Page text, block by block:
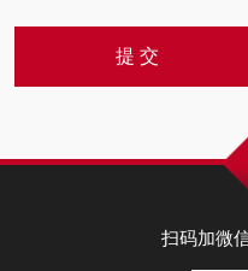
扫码加微